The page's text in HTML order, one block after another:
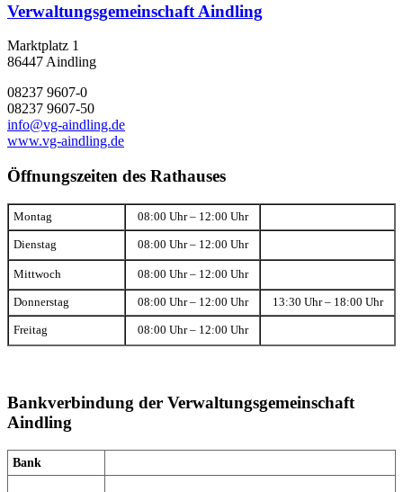
Verwaltungsgemeinschaft Aindling
Marktplatz 1
86447 Aindling
08237 9607-0
08237 9607-50
info@vg-aindling.de
www.vg-aindling.de
Öffnungszeiten des Rathauses
Montag 08:00 Uhr – 12:00 Uhr
Dienstag 08:00 Uhr – 12:00 Uhr
Mittwoch 08:00 Uhr – 12:00 Uhr
Donnerstag 08:00 Uhr – 12:00 Uhr 13:30 Uhr – 18:00 Uhr
Freitag 08:00 Uhr – 12:00 Uhr
Bankverbindung der Verwaltungsgemeinschaft
Aindling
Bank